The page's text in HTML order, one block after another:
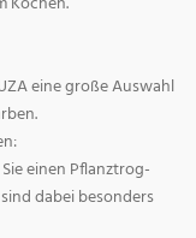
eine große Auswahl
einen Pflanztrog-
dabei besonders